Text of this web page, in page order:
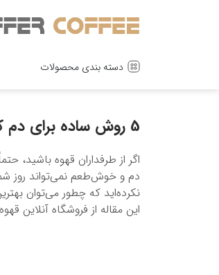
دسته بندی محصولات
5 روش ساده برای دم کردن قهوه عالی
اگر از طرفداران قهوه باشید،
دم و خوش‌طعم نمی‌تواند روز
نکرده‌اید که چطور می‌توان
این مقاله از فروشگاه آنلاین